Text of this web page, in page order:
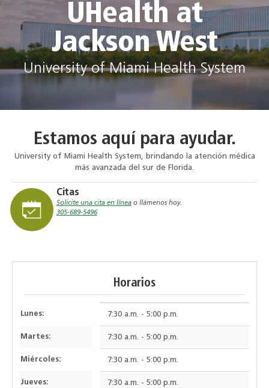
UHealth at
Jackson West
University of Miami Health System
Estamos aquí para ayudar.
University of Miami Health System, brindando la atención médica
más avanzada del sur de Florida.
Citas
Solicite una cita en líneao llámenos hoy.
305-689-5496
Horarios
Lunes: 7:30 a.m. - 5:00 p.m.
Martes: 7:30 a.m. - 5:00 p.m.
Miércoles: 7:30 a.m. - 5:00 p.m.
Jueves: 7:30 a.m. - 5:00 p.m.